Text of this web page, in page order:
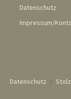
Datenschutz
Impressum/
Datenschutz